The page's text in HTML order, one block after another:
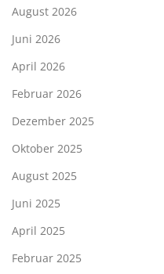
August 2026
Juni 2026
April 2026
Februar 2026
Dezember 2025
Oktober 2025
August 2025
Juni 2025
April 2025
Februar 2025